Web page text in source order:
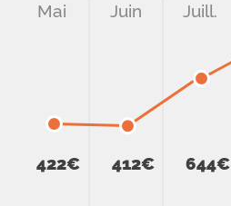
Mai
422€
Juin
412€
Juill.
644€